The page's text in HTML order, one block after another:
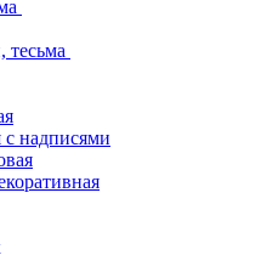
тесьма
с надписями